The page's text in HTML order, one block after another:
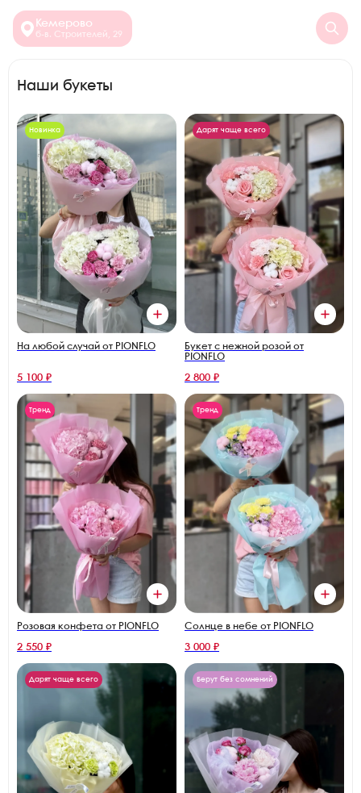
Кемерово
б-в. Строителей, 29
Наши букеты
Новинка
На любой случай от PIONFLO
5 100 ₽
Дарят чаще всего
Букет с нежной розой от
PIONFLO
2 800 ₽
Тренд
Розовая конфета от PIONFLO
2 550 ₽
Тренд
Солнце в небе от PIONFLO
3 000 ₽
Дарят чаще всего Берут без сомнений